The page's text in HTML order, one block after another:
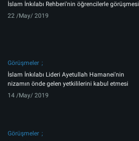
İslam İnkılabı Rehberi'nin öğrencilerle görüşmesi
22 /May/ 2019
Görüşmeler
İslam İnkılabı Lideri Ayetullah Hamanei'nin
nizamın önde gelen yetkililerini kabul etmesi
14 /May/ 2019
Görüşmeler